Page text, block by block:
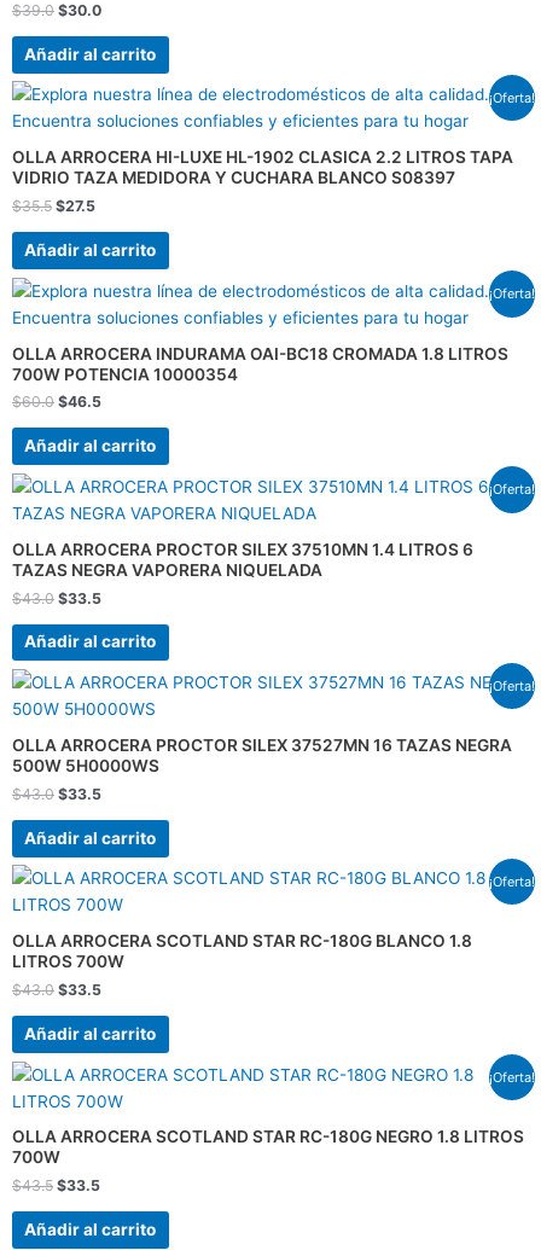
$39.0 $30.0
Añadir al carrito
¡Oferta!
OLLA ARROCERA HI-LUXE HL-1902 CLASICA 2.2 LITROS TAPA
VIDRIO TAZA MEDIDORA Y CUCHARA BLANCO S08397
$35.5
El
original
era:
$35.5.
$27.5
El
actual
es:
$27.5.
Añadir al carrito
¡Oferta!
OLLA ARROCERA INDURAMA OAI-BC18 CROMADA 1.8 LITROS
700W POTENCIA 10000354
$60.0
El
precio
original
$60.0.
$46.5
El
precio
actual
$46.5.
Añadir al carrito
¡Oferta!
OLLA ARROCERA PROCTOR SILEX 37510MN 1.4 LITROS 6
TAZAS NEGRA VAPORERA NIQUELADA
$43.0
El
original
$43.0.
$33.5
El
actual
$33.5.
Añadir al carrito
¡Oferta!
OLLA ARROCERA PROCTOR SILEX 37527MN 16 TAZAS NEGRA
500W 5H0000WS
$43.0
El
original
era:
$43.0.
$33.5
El
actual
es:
$33.5.
Añadir al carrito
¡Oferta!
OLLA ARROCERA SCOTLAND STAR RC-180G BLANCO 1.8
LITROS 700W
$43.0
El
original
era:
$43.0.
$33.5
El
actual
es:
$33.5.
Añadir al carrito
¡Oferta!
OLLA ARROCERA SCOTLAND STAR RC-180G NEGRO 1.8 LITROS
700W
$43.5
El
original
era:
$43.5.
$33.5
El
actual
es:
$33.5.
Añadir al carrito